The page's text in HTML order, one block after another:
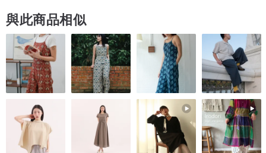
與此商品相似